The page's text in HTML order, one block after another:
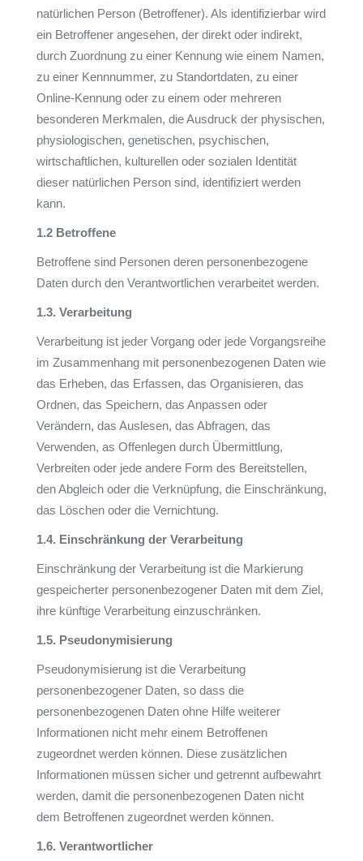
natürlichen Person (Betroffener). Als identifizierbar wird
ein Betroffener angesehen, der direkt oder indirekt,
durch Zuordnung zu einer Kennung wie einem Namen,
zu einer Kennnummer, zu Standortdaten, zu einer
Online-Kennung oder zu einem oder mehreren
besonderen Merkmalen, die Ausdruck der physischen,
physiologischen, genetischen, psychischen,
wirtschaftlichen, kulturellen oder sozialen Identität
dieser natürlichen Person sind, identifiziert werden
kann.
1.2 Betroffene
Betroffene sind Personen deren personenbezogene
Daten durch den Verantwortlichen verarbeitet werden.
1.3. Verarbeitung
Verarbeitung ist jeder Vorgang oder jede Vorgangsreihe
im Zusammenhang mit personenbezogenen Daten wie
das Erheben, das Erfassen, das Organisieren, das
Ordnen, das Speichern, das Anpassen oder
Verändern, das Auslesen, das Abfragen, das
Verwenden, as Offenlegen durch Übermittlung,
Verbreiten oder jede andere Form des Bereitstellen,
den Abgleich oder die Verknüpfung, die Einschränkung,
das Löschen oder die Vernichtung.
1.4. Einschränkung der Verarbeitung
Einschränkung der Verarbeitung ist die Markierung
gespeicherter personenbezogener Daten mit dem Ziel,
ihre künftige Verarbeitung einzuschränken.
1.5. Pseudonymisierung
Pseudonymisierung ist die Verarbeitung
personenbezogener Daten, so dass die
personenbezogenen Daten ohne Hilfe weiterer
Informationen nicht mehr einem Betroffenen
zugeordnet werden können. Diese zusätzlichen
Informationen müssen sicher und getrennt aufbewahrt
werden, damit die personenbezogenen Daten nicht
dem Betroffenen zugeordnet werden können.
1.6. Verantwortlicher